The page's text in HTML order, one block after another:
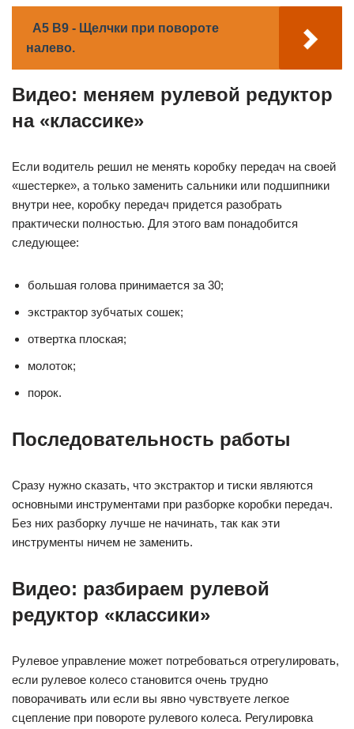
A5 B9 - Щелчки при повороте
налево.
Видео: меняем рулевой редуктор
на «классике»
Если водитель решил не менять коробку передач на своей
«шестерке», а только заменить сальники или подшипники
внутри нее, коробку передач придется разобрать
практически полностью. Для этого вам понадобится
следующее:
большая голова принимается за 30;
экстрактор зубчатых сошек;
отвертка плоская;
молоток;
порок.
Последовательность работы
Сразу нужно сказать, что экстрактор и тиски являются
основными инструментами при разборке коробки передач.
Без них разборку лучше не начинать, так как эти
инструменты ничем не заменить.
Видео: разбираем рулевой
редуктор «классики»
Рулевое управление может потребоваться отрегулировать,
если рулевое колесо становится очень трудно
поворачивать или если вы явно чувствуете легкое
сцепление при повороте рулевого колеса. Регулировка